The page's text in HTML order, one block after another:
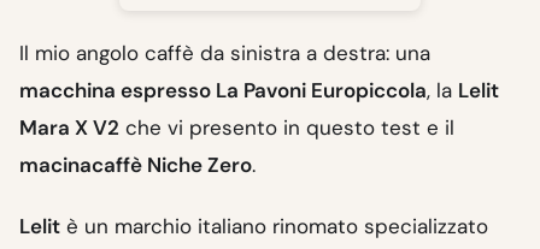
Il mio angolo caffè da sinistra a destra: una
macchina espresso La Pavoni Europiccola, la Lelit
Mara X V2 che vi presento in questo test e il
macinacaffè Niche Zero.
Lelit è un marchio italiano rinomato specializzato